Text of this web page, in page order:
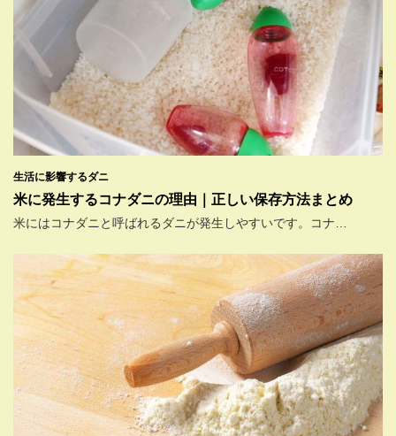
生活に影響するダニ
米に発生するコナダニの理由｜正しい保存方法まとめ
米にはコナダニと呼ばれるダニが発生しやすいです。コナ…